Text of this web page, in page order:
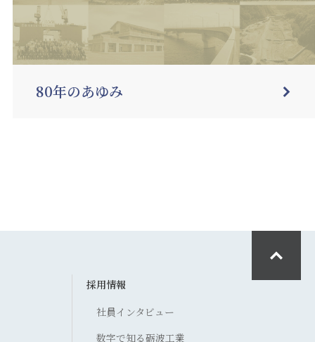
80年のあゆみ
採用情報
社員インタビュー
数字で知る砺波工業